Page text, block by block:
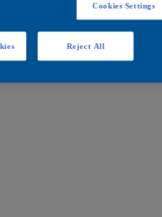
Cookies Settings
Reject All